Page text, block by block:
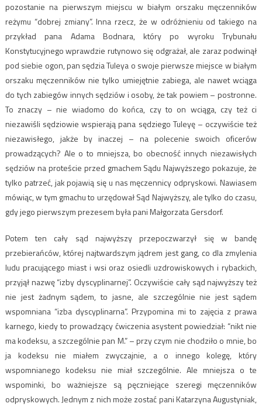
pozostanie na pierwszym miejscu w białym orszaku męczenników
reżymu “dobrej zmiany”. Inna rzecz, że w odróżnieniu od takiego na
przykład pana Adama Bodnara, który po wyroku Trybunału
Konstytucyjnego wprawdzie rutynowo się odgrażał, ale zaraz podwinął
pod siebie ogon, pan sędzia Tuleya o swoje pierwsze miejsce w białym
orszaku męczenników nie tylko umiejętnie zabiega, ale nawet wciąga
do tych zabiegów innych sędziów i osoby, że tak powiem – postronne.
To znaczy – nie wiadomo do końca, czy to on wciąga, czy też ci
niezawiśli sędziowie wspierają pana sędziego Tuleyę – oczywiście też
niezawisłego, jakże by inaczej – na polecenie swoich oficerów
prowadzących? Ale o to mniejsza, bo obecność innych niezawisłych
sędziów na proteście przed gmachem Sądu Najwyższego pokazuje, że
tylko patrzeć, jak pojawią się u nas męczennicy odpryskowi. Nawiasem
mówiąc, w tym gmachu to urzędował Sąd Najwyższy, ale tylko do czasu,
gdy jego pierwszym prezesem była pani Małgorzata Gersdorf.
Potem ten cały sąd najwyższy przepoczwarzył się w bandę
przebierańców, której najtwardszym jądrem jest gang, co dla zmylenia
ludu pracującego miast i wsi oraz osiedli uzdrowiskowych i rybackich,
przyjął nazwę “izby dyscyplinarnej”. Oczywiście cały sąd najwyższy też
nie jest żadnym sądem, to jasne, ale szczególnie nie jest sądem
wspomniana “izba dyscyplinarna”. Przypomina mi to zajęcia z prawa
karnego, kiedy to prowadzący ćwiczenia asystent powiedział: “nikt nie
ma kodeksu, a szczególnie pan M.” – przy czym nie chodziło o mnie, bo
ja kodeksu nie miałem zwyczajnie, a o innego kolegę, który
wspomnianego kodeksu nie miał szczególnie. Ale mniejsza o te
wspominki, bo ważniejsze są pęczniejące szeregi męczenników
odpryskowych. Jednym z nich może zostać pani Katarzyna Augustyniak,